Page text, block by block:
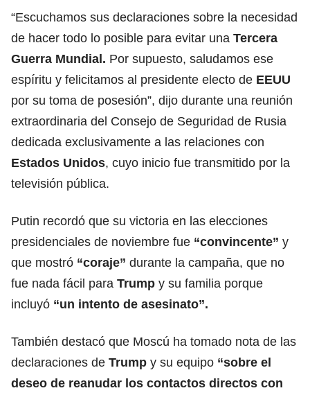
“Escuchamos sus declaraciones sobre la necesidad
de hacer todo lo posible para evitar una Tercera
Guerra Mundial. Por supuesto, saludamos ese
espíritu y felicitamos al presidente electo de EEUU
por su toma de posesión”, dijo durante una reunión
extraordinaria del Consejo de Seguridad de Rusia
dedicada exclusivamente a las relaciones con
Estados Unidos, cuyo inicio fue transmitido por la
televisión pública.
Putin recordó que su victoria en las elecciones
presidenciales de noviembre fue “convincente” y
que mostró “coraje” durante la campaña, que no
fue nada fácil para Trump y su familia porque
incluyó “un intento de asesinato”.
También destacó que Moscú ha tomado nota de las
declaraciones de Trump y su equipo “sobre el
deseo de reanudar los contactos directos con